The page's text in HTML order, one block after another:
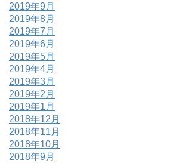
2019年9月
2019年8月
2019年7月
2019年6月
2019年5月
2019年4月
2019年3月
2019年2月
2019年1月
2018年12月
2018年11月
2018年10月
2018年9月